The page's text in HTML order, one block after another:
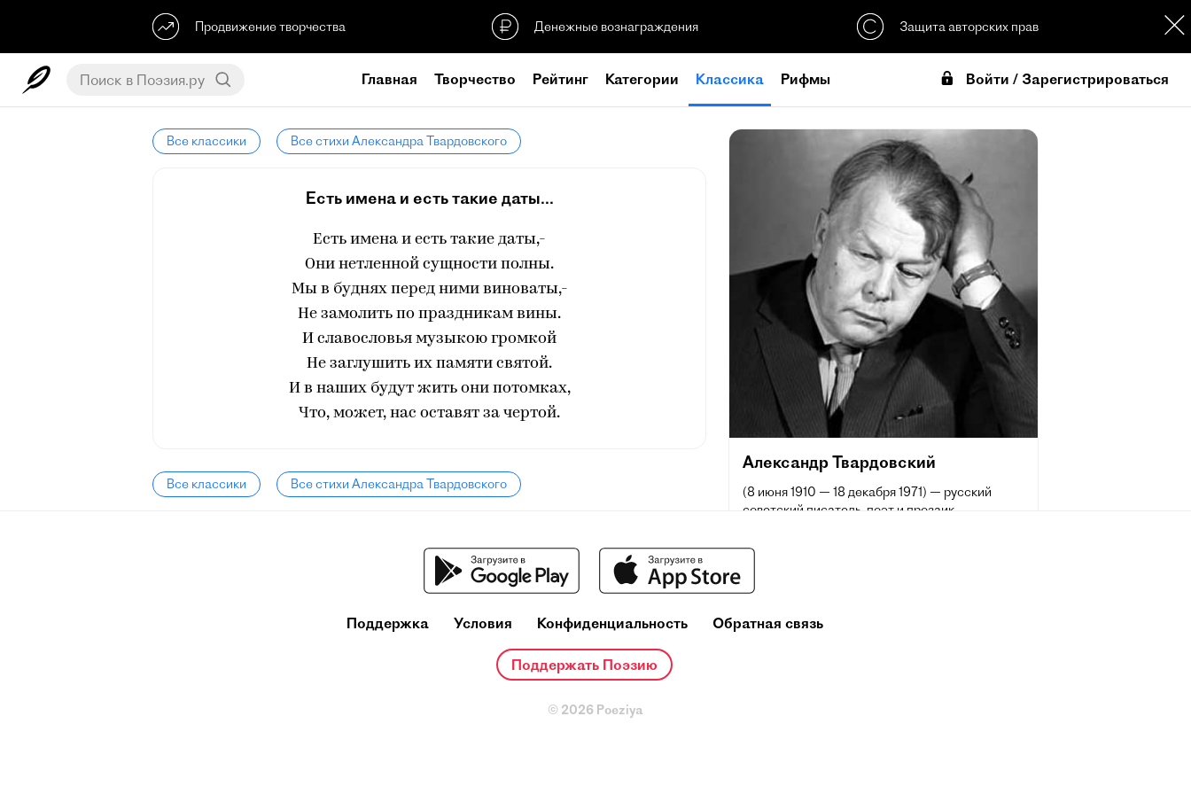
Продвижение творчества Денежные вознаграждения Защита авторских прав
Главная Творчество Рейтинг Категории Классика Рифмы Войти / Зарегистрироваться
Все классики Все стихи Александра Твардовского
Есть имена и есть такие даты...
Есть имена и есть такие даты,-
Они нетленной сущности полны.
Мы в буднях перед ними виноваты,-
Не замолить по праздникам вины.
И славословья музыкою громкой
Не заглушить их памяти святой.
И в наших будут жить они потомках,
Что, может, нас оставят за чертой.
Все классики Все стихи Александра Твардовского
Александр Твардовский
(8 июня 1910 — 18 декабря 1971) — русский
советский писатель, поэт и прозаик,
Главный редактор журнала «Новый мир» (1950
Член Центральной ревизионной комиссии
КПСС (1961—1966).
Поддержка Условия Конфиденциальность Обратная связь
Поддержать Поэзию
© 2026 Poeziya